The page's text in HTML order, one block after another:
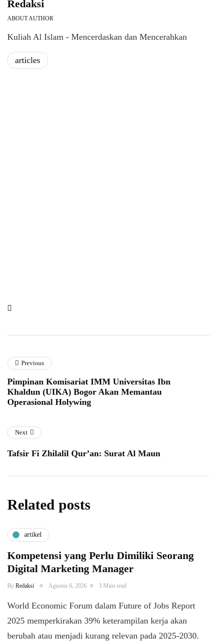
Redaksi
ABOUT AUTHOR
Kuliah Al Islam - Mencerdaskan dan Mencerahkan
articles
Previous
Pimpinan Komisariat IMM Universitas Ibn
Khaldun (UIKA) Bogor Akan Memantau
Operasional Holywing
Next
Tafsir Fi Zhilalil Qur’an: Surat Al Maun
Related posts
artikel
Kompetensi yang Perlu Dimiliki Seorang
Digital Marketing Manager
By Redaksi Agustus 6, 2026 3 Mins read
World Economic Forum dalam Future of Jobs Report
2025 memperkirakan 39% keterampilan kerja akan
berubah atau menjadi kurang relevan pada 2025-2030.